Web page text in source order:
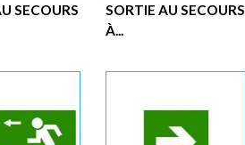
SECOURS
SORTIE AU SECOURS
À...